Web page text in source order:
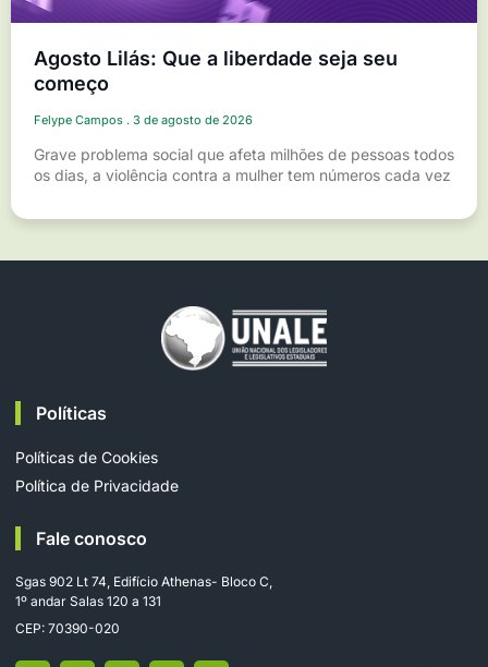
Agosto Lilás: Que a liberdade seja seu
começo
Felype Campos 3 de agosto de 2026
Grave problema social que afeta milhões de pessoas todos
os dias, a violência contra a mulher tem números cada vez
Políticas
Políticas de Cookies
Política de Privacidade
Fale conosco
Sgas 902 Lt 74, Edifício Athenas- Bloco C,
1º andar Salas 120 a 131
CEP: 70390-020